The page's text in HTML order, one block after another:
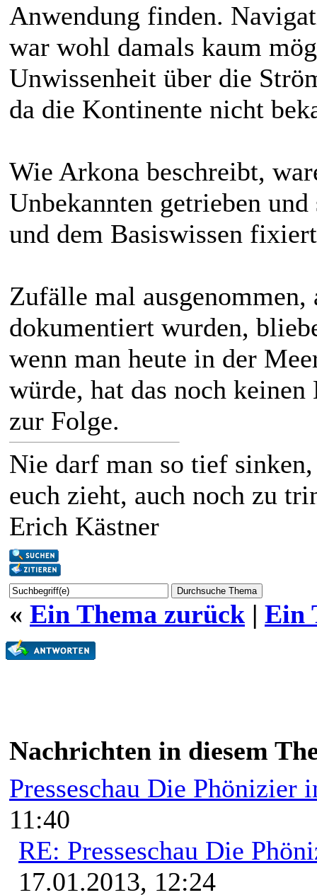
Anwendung finden.
war wohl damals kaum
Unwissenheit über die
da die Kontinente nicht
Wie Arkona beschreibt,
Unbekannten getrieben
und dem Basiswissen
Zufälle mal
dokumentiert wurden,
wenn man heute in der
würde, hat das noch
zur Folge.
Nie darf man so tief
euch zieht, auch noch zu
Erich Kästner
« Ein Thema zurück | Ein
Nachrichten in diesem
Presseschau Die Phönizier
11:40
RE: Presseschau Die
17.01.2013, 12:24